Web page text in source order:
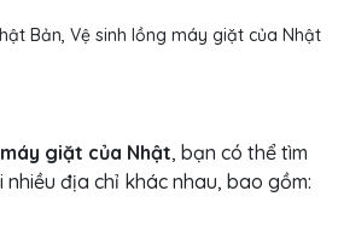
giặt của Nhật, bạn có thể tìm
nhiều địa chỉ khác nhau, bao gồm: